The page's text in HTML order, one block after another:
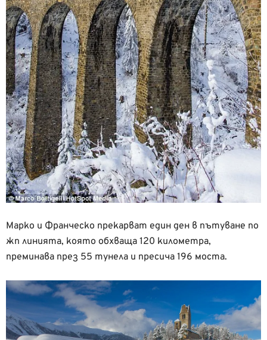
Марко и Франческо прекарват един ден в пътуване по
жп линията, която обхваща 120 километра,
преминава през 55 тунела и пресича 196 моста.